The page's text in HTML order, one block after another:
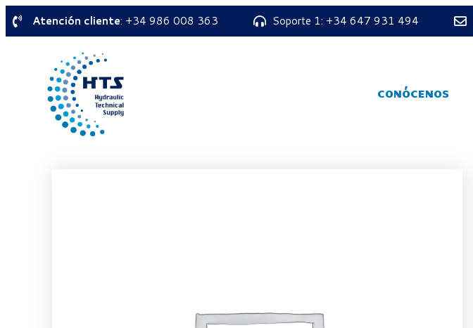
Atención cliente: +34 986 008 363 Soporte 1: +34 647 931 494
CONÓCENOS